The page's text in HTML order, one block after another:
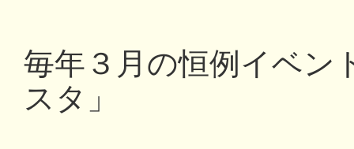
毎年３月の恒例イベン
スタ」